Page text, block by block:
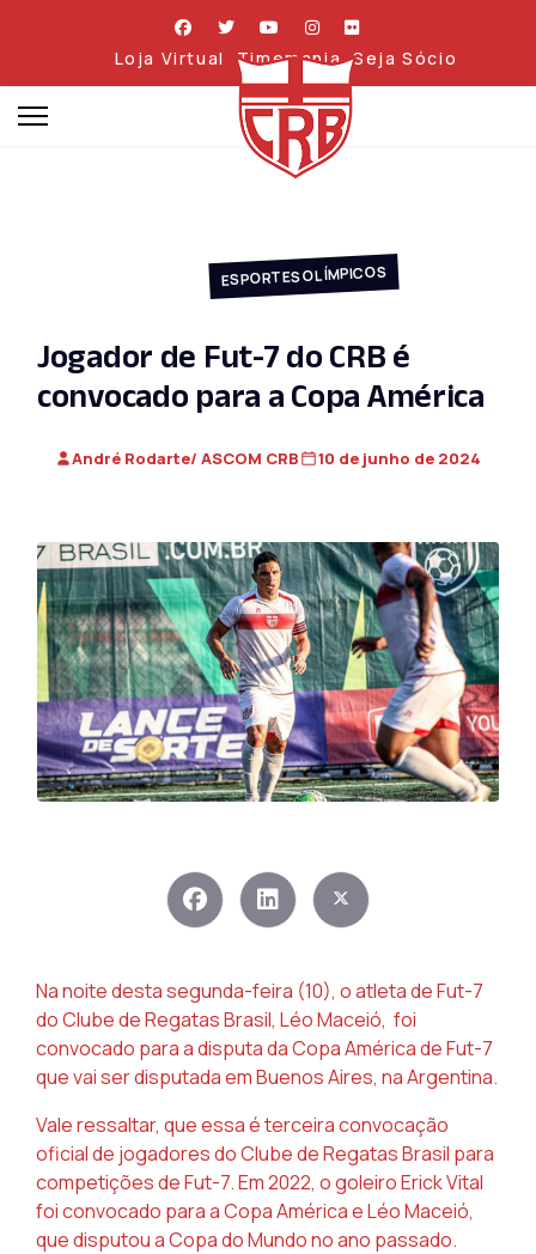
Loja Virtual Timemania Seja Sócio
ESPORTES OLÍMPICOS
Jogador de Fut-7 do CRB é
convocado para a Copa América
André Rodarte/ ASCOM CRB 10 de junho de 2024
Na noite desta segunda-feira (10), o atleta de Fut-7
do Clube de Regatas Brasil, Léo Maceió, foi
convocado para a disputa da Copa América de Fut-7
que vai ser disputada em Buenos Aires, na Argentina.
Vale ressaltar, que essa é terceira convocação
oficial de jogadores do Clube de Regatas Brasil para
competições de Fut-7. Em 2022, o goleiro Erick Vital
foi convocado para a Copa América e Léo Maceió,
que disputou a Copa do Mundo no ano passado.